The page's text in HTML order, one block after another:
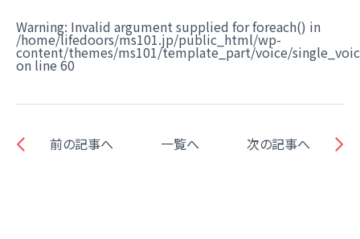
Warning: Invalid argument supplied for foreach() in
/home/lifedoors/ms101.jp/public_html/wp-
content/themes/ms101/template_part/voice/
on line 60
前の記事へ 一覧へ 次の記事へ